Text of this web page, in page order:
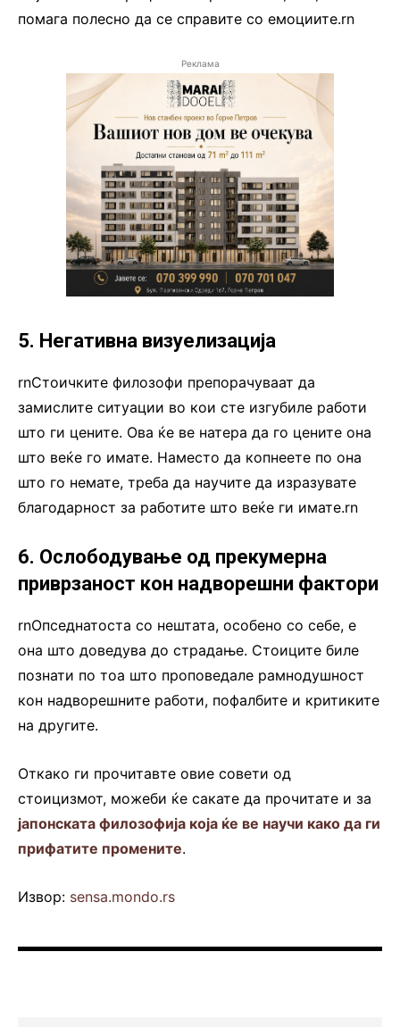
помага полесно да се справите со емоциите.rn
Реклама
5. Негативна визуелизација
rnСтоичките филозофи препорачуваат да
замислите ситуации во кои сте изгубиле работи
што ги цените. Ова ќе ве натера да го цените она
што веќе го имате. Наместо да копнеете по она
што го немате, треба да научите да изразувате
благодарност за работите што веќе ги имате.rn
6. Ослободување од прекумерна
приврзаност кон надворешни фактори
rnОпседнатоста со нештата, особено со себе, е
она што доведува до страдање. Стоиците биле
познати по тоа што проповедале рамнодушност
кон надворешните работи, пофалбите и критиките
на другите.
Откако ги прочитавте овие совети од
стоицизмот, можеби ќе сакате да прочитате и за
јапонската филозофија која ќе ве научи како да ги
прифатите промените.
Извор: sensa.mondo.rs